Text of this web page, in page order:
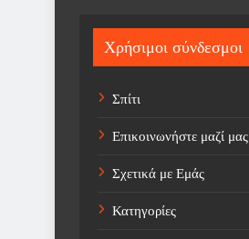
Χρήσιμοι σύνδεσμοι
Σπίτι
Επικοινωνήστε μαζί μας
Σχετικά με Εμάς
Κατηγορίες